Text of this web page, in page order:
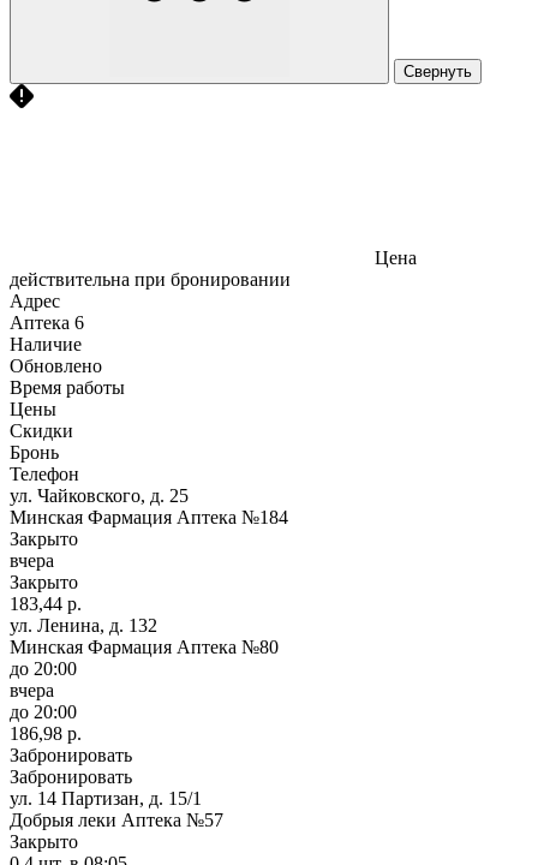
Свернуть
Цена
действительна при бронировании
Адрес
Аптека 6
Наличие
Обновлено
Время работы
Цены
Скидки
Бронь
Телефон
ул. Чайковского, д. 25
Минская Фармация Аптека №184
Закрыто
вчера
Закрыто
183,44 р.
ул. Ленина, д. 132
Минская Фармация Аптека №80
до 20:00
вчера
до 20:00
186,98 р.
Забронировать
Забронировать
ул. 14 Партизан, д. 15/1
Добрыя леки Аптека №57
Закрыто